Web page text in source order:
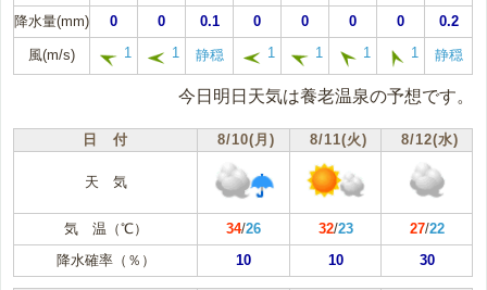
降水量(mm)
0 0 0.1 0 0 0 0 0.2
風(m/s) 1 1 静穏 1 1 1 1 静穏
今日明日天気は養老温泉の予想です。
日 付 8/10(月) 8/11(火) 8/12(水)
天 気
気 温（℃） 34/26 32/23 27/22
降水確率（％）
10 10 30